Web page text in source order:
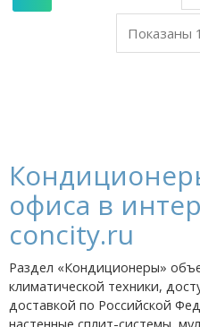
Показаны
офиса в
concity.ru
Раздел «Кондиционеры»
климатической техники,
доставкой по Российской